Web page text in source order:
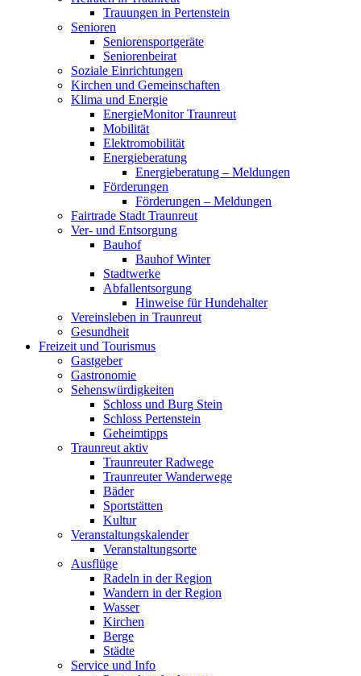
Trauungen in Pertenstein
Senioren
Seniorensportgeräte
Seniorenbeirat
Soziale Einrichtungen
Kirchen und Gemeinschaften
Klima und Energie
EnergieMonitor Traunreut
Mobilität
Elektromobilität
Energieberatung
Energieberatung – Meldungen
Förderungen
Förderungen – Meldungen
Fairtrade Stadt Traunreut
Ver- und Entsorgung
Bauhof
Bauhof Winter
Stadtwerke
Abfallentsorgung
Hinweise für Hundehalter
Vereinsleben in Traunreut
Gesundheit
Freizeit und Tourismus
Gastgeber
Gastronomie
Sehenswürdigkeiten
Schloss und Burg Stein
Schloss Pertenstein
Geheimtipps
Traunreut aktiv
Traunreuter Radwege
Traunreuter Wanderwege
Bäder
Sportstätten
Kultur
Veranstaltungskalender
Veranstaltungsorte
Ausflüge
Radeln in der Region
Wandern in der Region
Wasser
Kirchen
Berge
Städte
Service und Info